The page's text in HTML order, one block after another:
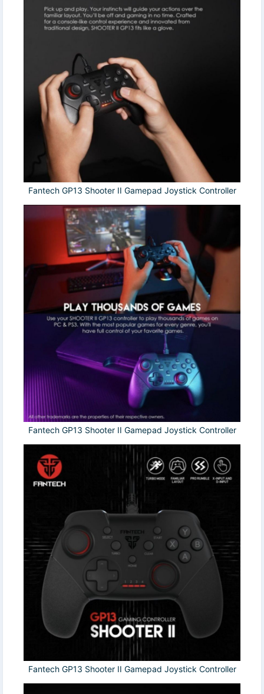
Fantech GP13 Shooter II Gamepad Joystick Controller
Fantech GP13 Shooter II Gamepad Joystick Controller
Fantech GP13 Shooter II Gamepad Joystick Controller